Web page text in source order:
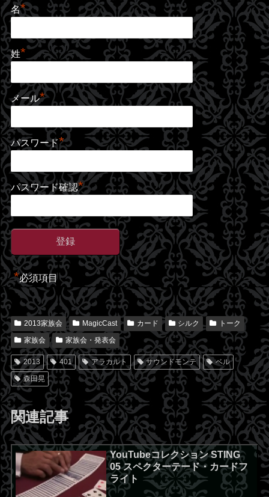
名*
姓*
メール*
パスワード*
パスワード確認*
*必須項目
2013家族会 MagicCast カード シルク
トーク
家族会
家族会・発表会
2013 401 アラカルト サウンドモンテ
ベル
森田晃
関連記事
YouTubeコレクション STING
05 スペクターテード・カードフ
ライト